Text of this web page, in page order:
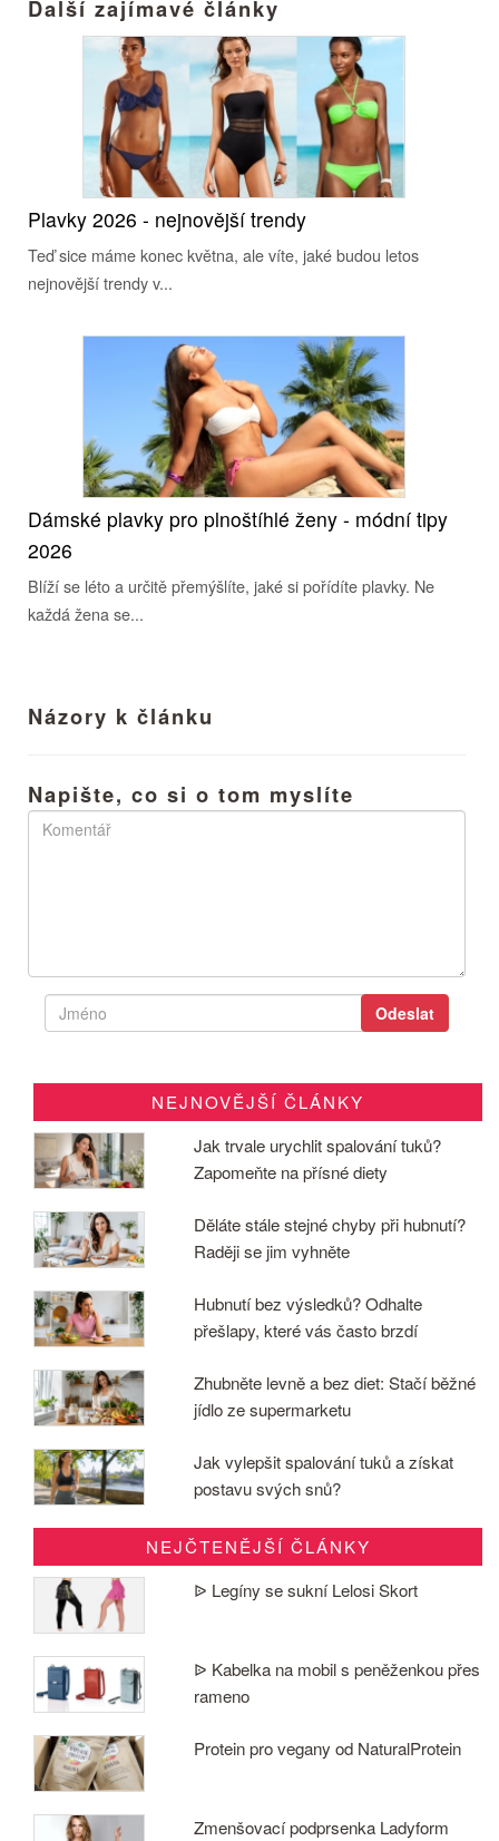
Další zajímavé články
Plavky 2026 - nejnovější trendy
Teď sice máme konec května, ale víte, jaké budou letos
nejnovější trendy v...
Dámské plavky pro plnoštíhlé ženy - módní tipy
2026
Blíží se léto a určitě přemýšlíte, jaké si pořídíte plavky. Ne
každá žena se...
Názory k článku
Napište, co si o tom myslíte
NEJNOVĚJŠÍ ČLÁNKY
Jak trvale urychlit spalování tuků?
Zapomeňte na přísné diety
Děláte stále stejné chyby při hubnutí?
Raději se jim vyhněte
Hubnutí bez výsledků? Odhalte
přešlapy, které vás často brzdí
Zhubněte levně a bez diet: Stačí běžné
jídlo ze supermarketu
Jak vylepšit spalování tuků a získat
postavu svých snů?
NEJČTENĚJŠÍ ČLÁNKY
ᐉ Legíny se sukní Lelosi Skort
ᐉ Kabelka na mobil s peněženkou přes
rameno
Protein pro vegany od NaturalProtein
Zmenšovací podprsenka Ladyform